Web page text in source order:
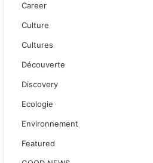
Career
Culture
Cultures
Découverte
Discovery
Ecologie
Environnement
Featured